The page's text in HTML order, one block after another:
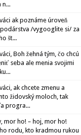
n...
ak poznáme úroveň
/vygooglite si/ za
št...
Boh žehná tým, čo chcú
seba ale menia svojimi
ak chcete zmenu a
židovský moloch, tak
progra...
mor ho! – hoj, mor ho!
rodu, kto kradmou rukou